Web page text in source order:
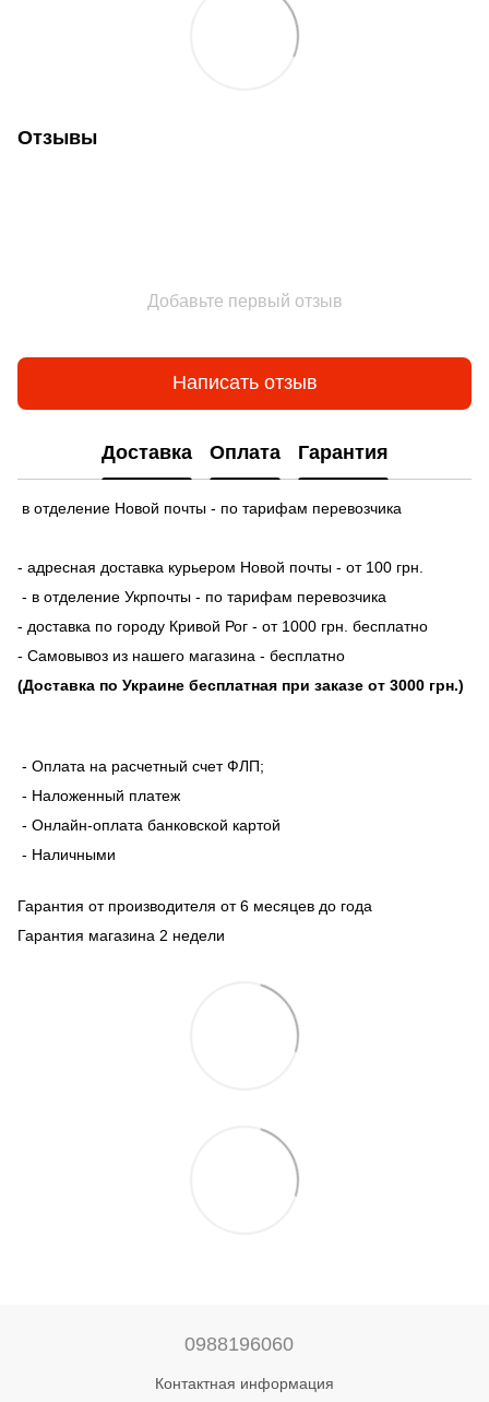
Отзывы
Добавьте первый отзыв
Написать отзыв
Доставка Оплата Гарантия
в отделение Новой почты - по тарифам перевозчика
- адресная доставка курьером Новой почты - от 100 грн.
- в отделение Укрпочты - по тарифам перевозчика
- доставка по городу Кривой Рог - от 1000 грн. бесплатно
- Самовывоз из нашего магазина - бесплатно
(Доставка по Украине бесплатная при заказе от 3000 грн.)
- Оплата на расчетный счет ФЛП;
- Наложенный платеж
- Онлайн-оплата банковской картой
- Наличными
Гарантия от производителя от 6 месяцев до года
Гарантия магазина 2 недели
0988196060
Контактная информация